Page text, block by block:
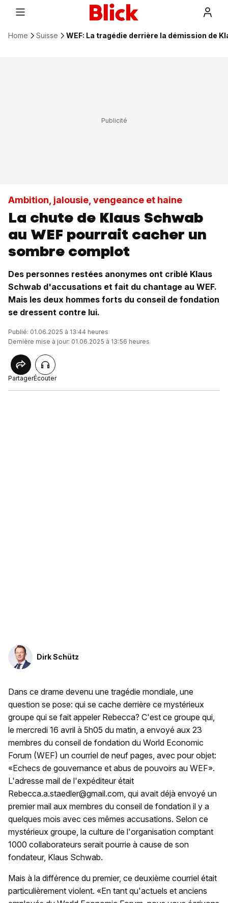
Home Suisse WEF: La tragédie derrière la démission de
Ambition, jalousie, vengeance et haine
La chute de Klaus Schwab
au WEF pourrait cacher un
sombre complot
Des personnes restées anonymes ont criblé Klaus
Schwab d'accusations et fait du chantage au WEF.
Mais les deux hommes forts du conseil de fondation
se dressent contre lui.
Publié: 01.06.2025 à 13:44 heures
Dernière mise à jour: 01.06.2025 à 13:56 heures
PartagerÉcouter
Dirk Schütz
Dans ce drame devenu une tragédie mondiale, une
question se pose: qui se cache derrière ce mystérieux
groupe qui se fait appeler Rebecca? C'est ce groupe qui,
le mercredi 16 avril à 5h05 du matin, a envoyé aux 23
membres du conseil de fondation du World Economic
Forum (WEF) un courriel de neuf pages, avec pour objet:
«Echecs de gouvernance et abus de pouvoirs au WEF».
L'adresse mail de l'expéditeur était
Rebecca.a.staedler@gmail.com, qui avait déjà envoyé un
premier mail aux membres du conseil de fondation il y a
quelques mois avec ces mêmes accusations. Selon ce
mystérieux groupe, la culture de l'organisation comptant
1000 collaborateurs serait pourrie à cause de son
fondateur, Klaus Schwab.
Mais à la différence du premier, ce deuxième courriel était
particulièrement violent. «En tant qu'actuels et anciens